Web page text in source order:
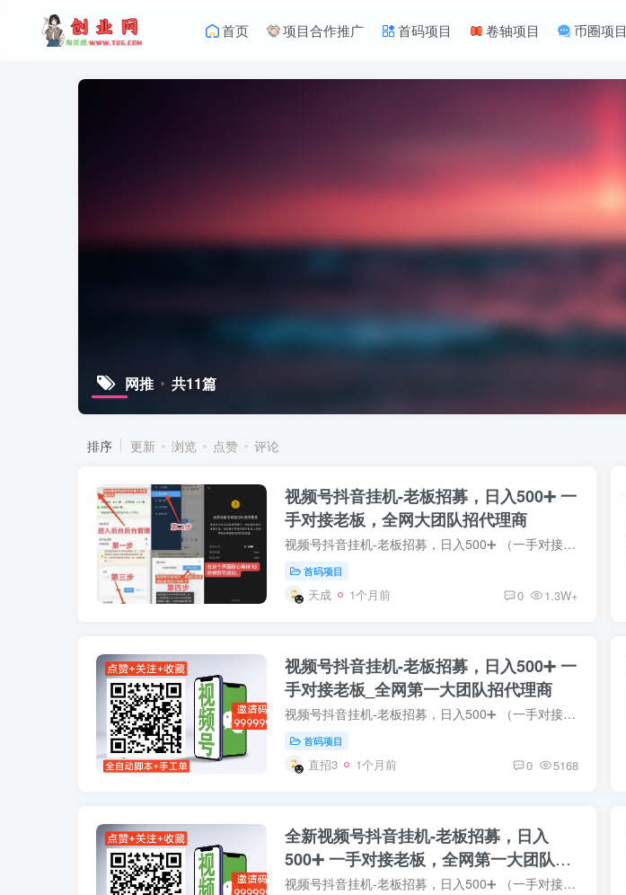
首页 项目合作推广 首码项目 卷轴项目 币圈项目
网推 共11篇
排序 更新 浏览 点赞 评论
视频号抖音挂机-老板招募，日入500➕ 一
手对接老板，全网大团队招代理商
视频号抖音挂机-老板招募，日入500➕ （一手对接老板，全网第一大团队招代理商 ） ❶项目介绍:: 各大短视频平台博主需要流量会投流买点赞，关注，收藏来曝光博主的视频，我们就是使用后台工具模...
首码项目
天成 1个月前 0 1.3W+
视频号抖音挂机-老板招募，日入500➕ 一
手对接老板_全网第一大团队招代理商
视频号抖音挂机-老板招募，日入500➕ （一手对接老板，全网第一大团队招代理商 ） ❶项目介绍:: 各大短视频平台博主需要流量会投流买点赞，关注，收藏来曝光博主的视频，我们就是使用后台工具模...
首码项目
直招3 1个月前 0 5168
全新视频号抖音挂机-老板招募，日入
500➕ 一手对接老板，全网第一大团队招
代理商
视频号抖音挂机-老板招募，日入500➕ （一手对接老板，全网第一大团队招代理商 ） ❶项目介绍:: 各大短视频平台博主需要流量会投流买点赞，关注，收藏来曝光博主的视频，我们就是使用后台工具模...